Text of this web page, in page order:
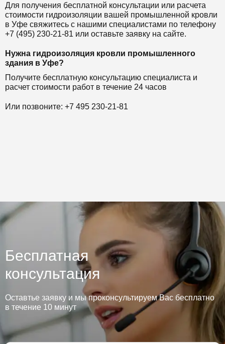
Для получения бесплатной консультации или расчета
стоимости гидроизоляции вашей промышленной кровли
в Уфе свяжитесь с нашими специалистами по телефону
+7 (495) 230-21-81 или оставьте заявку на сайте.
Нужна гидроизоляция кровли промышленного
здания в Уфе?
Получите бесплатную консультацию специалиста и
расчет стоимости работ в течение 24 часов
Или позвоните: +7 495 230-21-81
Бесплатная
консультация
Оставтье заявку и мы проконсультируем Вас бесплатно
в течение 10 минут